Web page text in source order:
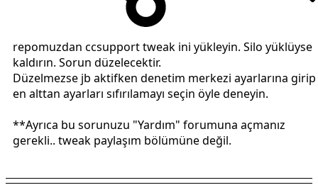
repomuzdan ccsupport tweak ini yükleyin. Silo yüklüyse
kaldırın. Sorun düzelecektir.
Düzelmezse jb aktifken denetim merkezi ayarlarına girip
en alttan ayarları sıfırılamayı seçin öyle deneyin.
**Ayrıca bu sorunuzu "Yardım" forumuna açmanız
gerekli.. tweak paylaşım bölümüne değil.